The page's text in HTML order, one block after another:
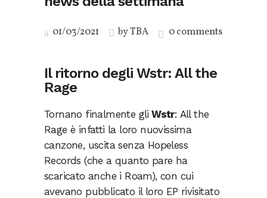
01/03/2021 byTBA 0 comments
Il ritorno degli Wstr: All the
Rage
Tornano finalmente gli Wstr: All the
Rage è infatti la loro nuovissima
canzone, uscita senza Hopeless
Records (che a quanto pare ha
scaricato anche i Roam), con cui
avevano pubblicato il loro EP rivisitato